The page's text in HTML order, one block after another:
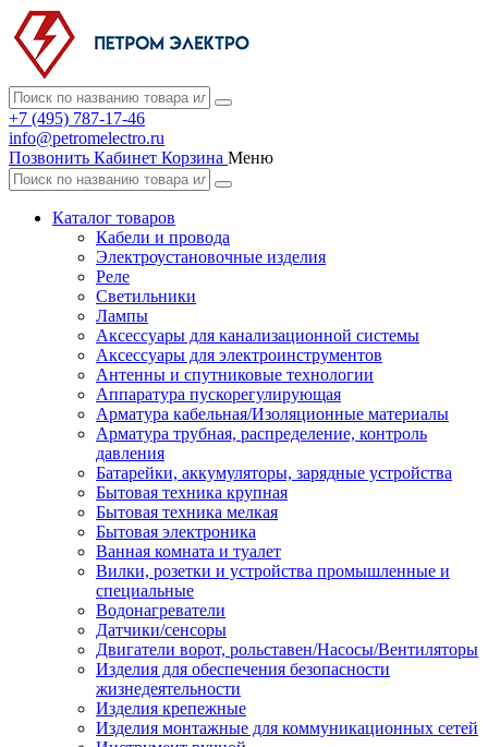
+7 (495) 787-17-46
info@petromelectro.ru
Позвонить Кабинет Корзина Меню
Каталог товаров
Кабели и провода
Электроустановочные изделия
Реле
Светильники
Лампы
Аксессуары для канализационной системы
Аксессуары для электроинструментов
Антенны и спутниковые технологии
Аппаратура пускорегулирующая
Арматура кабельная/Изоляционные материалы
Арматура трубная, распределение, контроль
давления
Батарейки, аккумуляторы, зарядные устройства
Бытовая техника крупная
Бытовая техника мелкая
Бытовая электроника
Ванная комната и туалет
Вилки, розетки и устройства промышленные и
специальные
Водонагреватели
Датчики/сенсоры
Двигатели ворот, рольставен/Насосы/Вентиляторы
Изделия для обеспечения безопасности
жизнедеятельности
Изделия крепежные
Изделия монтажные для коммуникационных сетей